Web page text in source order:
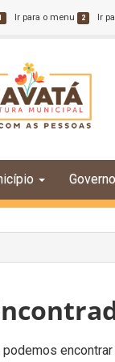
Ir para o menu 2 Ir
Governo